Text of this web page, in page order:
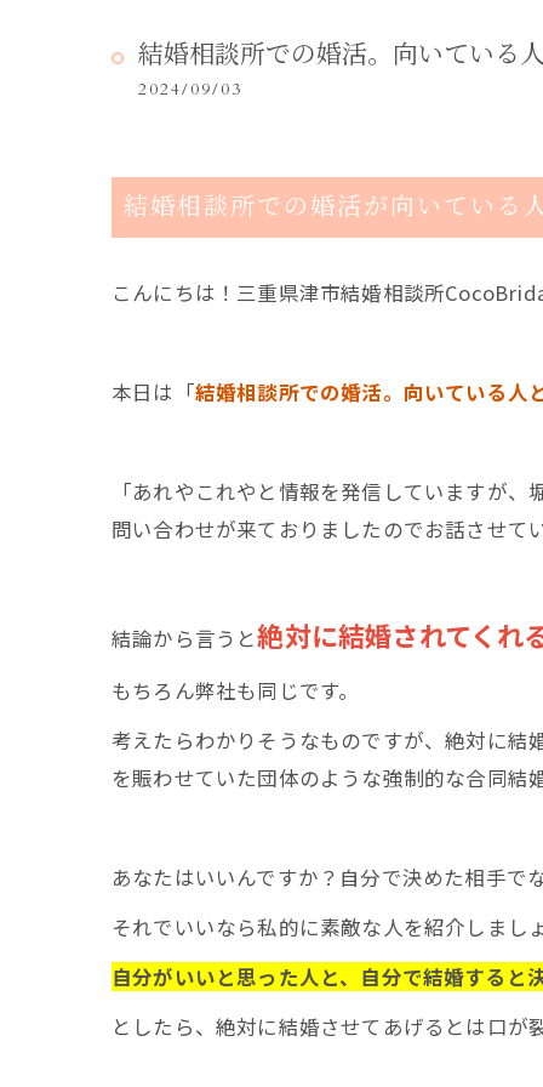
結婚相談所での婚活。向いている
2024/09/03
結婚相談所での婚活が向いている
こんにちは！三重県津市結婚相談所
本日は「結婚相談所での婚活。向いている人
「あれやこれやと情報を発信していますが
問い合わせが来ておりましたのでお話させて
結論から言うと絶対に結婚されてくれ
もちろん弊社も同じです。
考えたらわかりそうなものですが、絶対に
を賑わせていた団体のような強制的な合同結
あなたはいいんですか？自分で決めた相手
それでいいなら私的に素敵な人を紹介しまし
自分がいいと思った人と、自分で結婚すると
としたら、絶対に結婚させてあげるとは口が